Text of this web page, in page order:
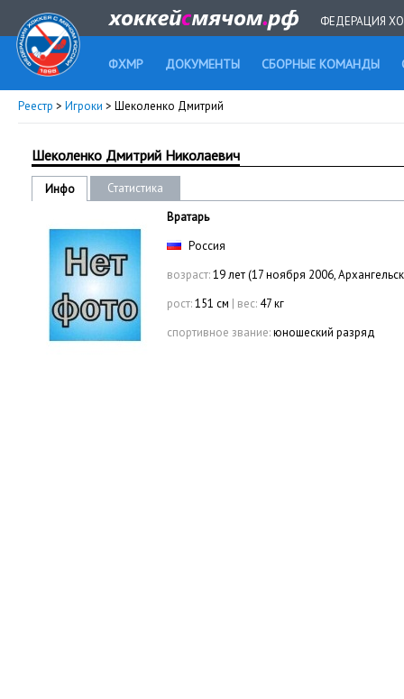
ФЕДЕРАЦИЯ
ФХМР ДОКУМЕНТЫ СБОРНЫЕ КОМАНДЫ
Реестр > Игроки > Шеколенко Дмитрий
Шеколенко Дмитрий Николаевич
Инфо
Статистика
Вратарь
Россия
возраст:19 лет (17 ноября 2006,
рост:151 см | вес: 47 кг
спортивное звание:юношеский разряд